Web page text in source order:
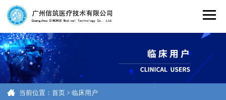
当前位置： 首页 > 临床用户